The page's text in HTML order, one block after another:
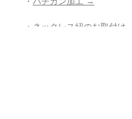
・ ネックレス紐のお取付け →